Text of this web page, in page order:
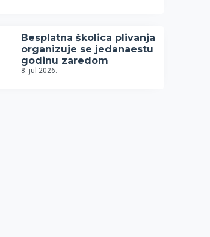
Besplatna školica plivanja
organizuje se jedanaestu
godinu zaredom
8. jul 2026.